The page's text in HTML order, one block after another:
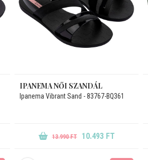
IPANEMA NŐI SZANDÁL
Ipanema Vibrant Sand - 83767-BQ361
13.990 FT 10.493 FT